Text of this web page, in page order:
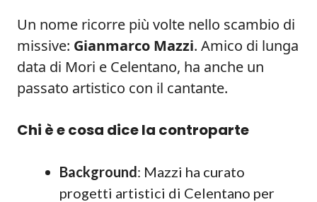
Un nome ricorre più volte nello scambio di
missive: Gianmarco Mazzi. Amico di lunga
data di Mori e Celentano, ha anche un
passato artistico con il cantante.
Chi è e cosa dice la controparte
Background: Mazzi ha curato
progetti artistici di Celentano per